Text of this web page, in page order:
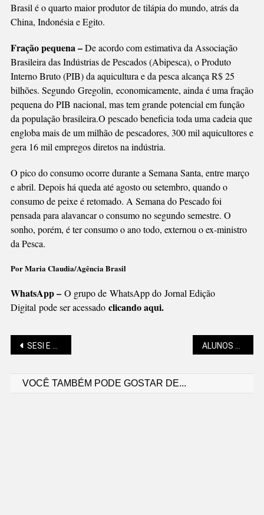
Brasil é o quarto maior produtor de tilápia do mundo, atrás da
China, Indonésia e Egito.
Fração pequena –De acordo com estimativa da Associação
Brasileira das Indústrias de Pescados (Abipesca), o Produto
Interno Bruto (PIB) da aquicultura e da pesca alcança R$ 25
bilhões. Segundo Gregolin, economicamente, ainda é uma fração
pequena do PIB nacional, mas tem grande potencial em função
da população brasileira.O pescado beneficia toda uma cadeia que
engloba mais de um milhão de pescadores, 300 mil aquicultores e
gera 16 mil empregos diretos na indústria.
O pico do consumo ocorre durante a Semana Santa, entre março
e abril. Depois há queda até agosto ou setembro, quando o
consumo de peixe é retomado. A Semana do Pescado foi
pensada para alavancar o consumo no segundo semestre. O
sonho, porém, é ter consumo o ano todo, externou o ex-ministro
da Pesca.
Por Maria Claudia/Agência Brasil
WhatsApp – O grupo de WhatsApp do Jornal Edição
Digital pode ser acessado clicando aqui.
Navegação
SESI E SENAI COM 42,9 MIL VAGAS EM CURSOS
VOCÊ TAMBÉM PODE GOSTAR DE...